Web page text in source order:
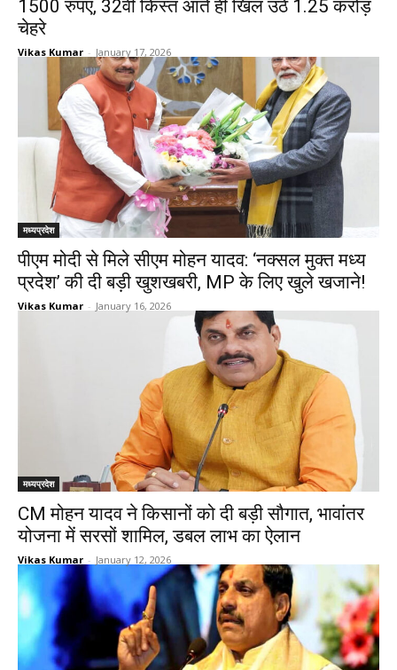
1500 रुपए, 32वीं किस्त आते ही खिल उठे 1.25 करोड़
चेहरे
Vikas Kumar - January 17, 2026
मध्यप्रदेश
पीएम मोदी से मिले सीएम मोहन यादव: ‘नक्सल मुक्त मध्य
प्रदेश’ की दी बड़ी खुशखबरी, MP के लिए खुले खजाने!
Vikas Kumar - January 16, 2026
मध्यप्रदेश
CM मोहन यादव ने किसानों को दी बड़ी सौगात, भावांतर
योजना में सरसों शामिल, डबल लाभ का ऐलान
Vikas Kumar - January 12, 2026